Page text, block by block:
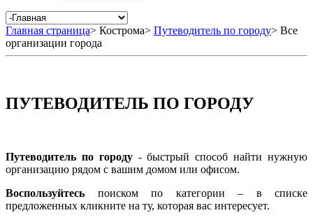
Главная страница> Кострома> Путеводитель по городу> Все
организации города
ПУТЕВОДИТЕЛЬ ПО ГОРОДУ
Путеводитель по городу- быстрый способ найти нужную
организацию рядом с вашим домом или офисом.
Воспользуйтесь поиском по категории – в списке
предложенных кликните на ту, которая вас интересует.